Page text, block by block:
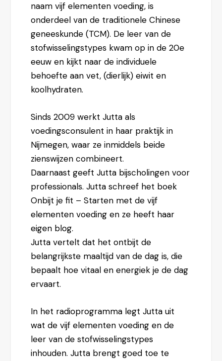
naam vijf elementen voeding, is
onderdeel van de traditionele Chinese
geneeskunde (TCM). De leer van de
stofwisselingstypes kwam op in de 20e
eeuw en kijkt naar de individuele
behoefte aan vet, (dierlijk) eiwit en
koolhydraten.
Sinds 2009 werkt Jutta als
voedingsconsulent in haar praktijk in
Nijmegen, waar ze inmiddels beide
zienswijzen combineert.
Daarnaast geeft Jutta bijscholingen voor
professionals. Jutta schreef het boek
Onbijt je fit – Starten met de vijf
elementen voeding en ze heeft haar
eigen blog.
Jutta vertelt dat het ontbijt de
belangrijkste maaltijd van de dag is, die
bepaalt hoe vitaal en energiek je de dag
ervaart.
In het radioprogramma legt Jutta uit
wat de vijf elementen voeding en de
leer van de stofwisselingstypes
inhouden. Jutta brengt goed toe te